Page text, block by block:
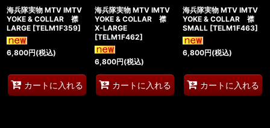
海兵隊実物 MTV IMTV
YOKE & COLLAR 襟
LARGE [TELM1F359]
6,800円(税込)
カートに入れる
海兵隊実物 MTV IMTV
YOKE & COLLAR 襟
X-LARGE
[TELM1F462]
6,800円(税込)
カートに入れる
海兵隊実物 MTV IMTV
YOKE & COLLAR 襟
SMALL [TELM1F463]
6,800円(税込)
カートに入れる